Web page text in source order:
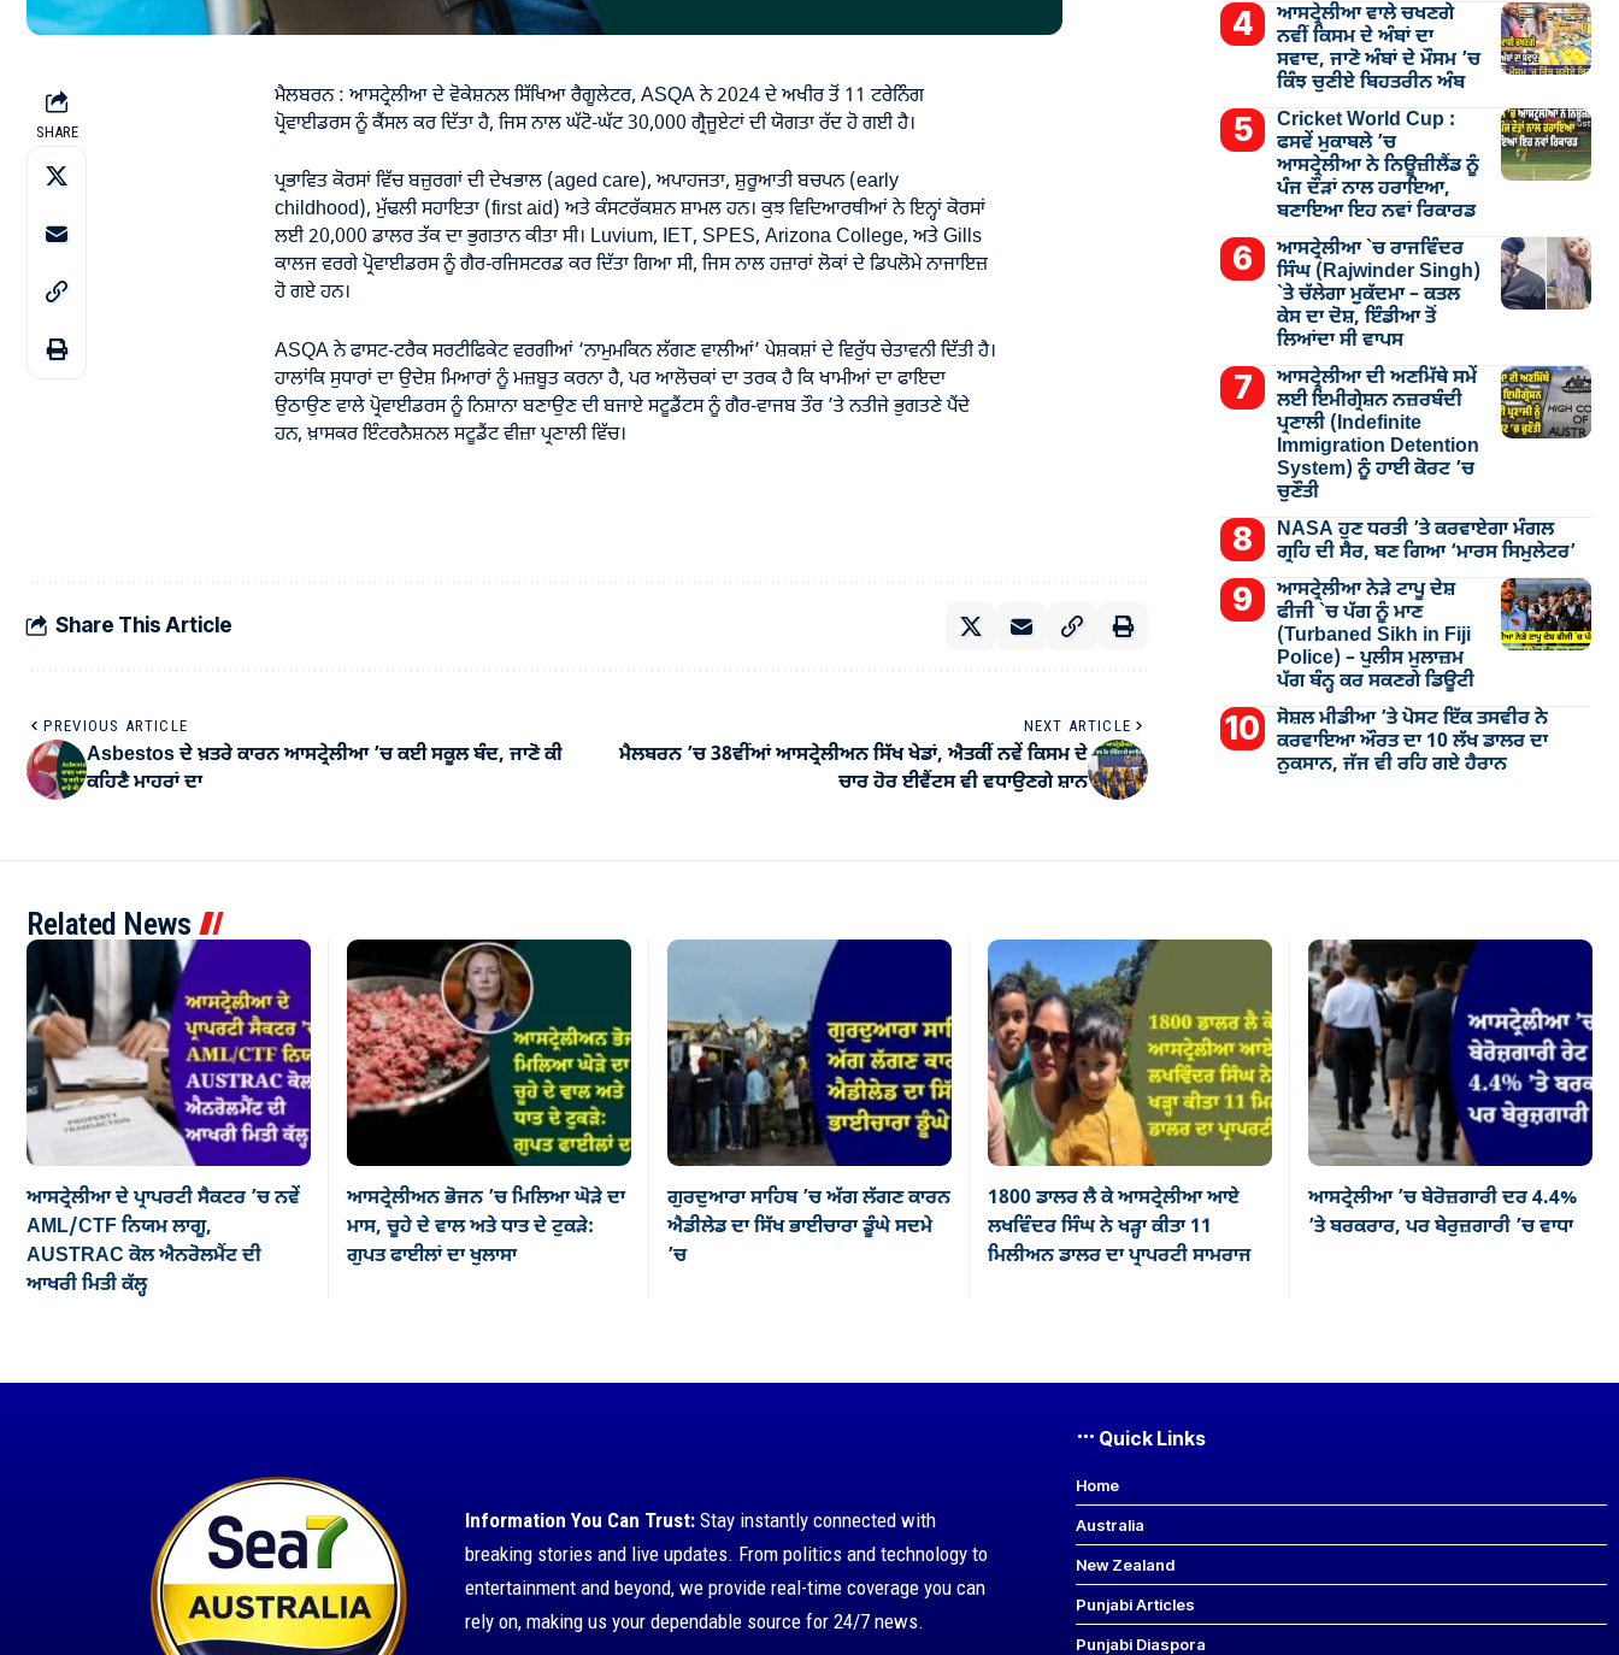
SHARE
ਮੈਲਬਰਨ : ਆਸਟ੍ਰੇਲੀਆ ਦੇ ਵੋਕੇਸ਼ਨਲ ਸਿੱਖਿਆ ਰੈਗੂਲੇਟਰ, ASQA ਨੇ 2024 ਦੇ ਅਖੀਰ ਤੋਂ 11 ਟਰੇਨਿੰਗ
ਪ੍ਰੋਵਾਈਡਰਸ ਨੂੰ ਕੈਂਸਲ ਕਰ ਦਿੱਤਾ ਹੈ, ਜਿਸ ਨਾਲ ਘੱਟੋ-ਘੱਟ 30,000 ਗ੍ਰੈਜੂਏਟਾਂ ਦੀ ਯੋਗਤਾ ਰੱਦ ਹੋ ਗਈ ਹੈ।
ਪ੍ਰਭਾਵਿਤ ਕੋਰਸਾਂ ਵਿੱਚ ਬਜ਼ੁਰਗਾਂ ਦੀ ਦੇਖਭਾਲ (aged care), ਅਪਾਹਜਤਾ, ਸ਼ੁਰੂਆਤੀ ਬਚਪਨ (early
childhood), ਮੁੱਢਲੀ ਸਹਾਇਤਾ (first aid) ਅਤੇ ਕੰਸਟਰੱਕਸ਼ਨ ਸ਼ਾਮਲ ਹਨ। ਕੁਝ ਵਿਦਿਆਰਥੀਆਂ ਨੇ ਇਨ੍ਹਾਂ ਕੋਰਸਾਂ
ਲਈ 20,000 ਡਾਲਰ ਤੱਕ ਦਾ ਭੁਗਤਾਨ ਕੀਤਾ ਸੀ। Luvium, IET, SPES, Arizona College, ਅਤੇ Gills
ਕਾਲਜ ਵਰਗੇ ਪ੍ਰੋਵਾਈਡਰਸ ਨੂੰ ਗੈਰ-ਰਜਿਸਟਰਡ ਕਰ ਦਿੱਤਾ ਗਿਆ ਸੀ, ਜਿਸ ਨਾਲ ਹਜ਼ਾਰਾਂ ਲੋਕਾਂ ਦੇ ਡਿਪਲੋਮੇ ਨਾਜਾਇਜ਼
ਹੋ ਗਏ ਹਨ।
ASQA ਨੇ ਫਾਸਟ-ਟਰੈਕ ਸਰਟੀਫਿਕੇਟ ਵਰਗੀਆਂ ‘ਨਾਮੁਮਕਿਨ ਲੱਗਣ ਵਾਲੀਆਂ’ ਪੇਸ਼ਕਸ਼ਾਂ ਦੇ ਵਿਰੁੱਧ ਚੇਤਾਵਨੀ ਦਿੱਤੀ ਹੈ।
ਹਾਲਾਂਕਿ ਸੁਧਾਰਾਂ ਦਾ ਉਦੇਸ਼ ਮਿਆਰਾਂ ਨੂੰ ਮਜ਼ਬੂਤ ਕਰਨਾ ਹੈ, ਪਰ ਆਲੋਚਕਾਂ ਦਾ ਤਰਕ ਹੈ ਕਿ ਖਾਮੀਆਂ ਦਾ ਫਾਇਦਾ
ਉਠਾਉਣ ਵਾਲੇ ਪ੍ਰੋਵਾਈਡਰਸ ਨੂੰ ਨਿਸ਼ਾਨਾ ਬਣਾਉਣ ਦੀ ਬਜਾਏ ਸਟੂਡੈਂਟਸ ਨੂੰ ਗੈਰ-ਵਾਜਬ ਤੌਰ ’ਤੇ ਨਤੀਜੇ ਭੁਗਤਣੇ ਪੈਂਦੇ
ਹਨ, ਖ਼ਾਸਕਰ ਇੰਟਰਨੈਸ਼ਨਲ ਸਟੂਡੈਂਟ ਵੀਜ਼ਾ ਪ੍ਰਣਾਲੀ ਵਿੱਚ।
Share This Article
PREVIOUS ARTICLE
Asbestos ਦੇ ਖ਼ਤਰੇ ਕਾਰਨ ਆਸਟ੍ਰੇਲੀਆ ’ਚ ਕਈ ਸਕੂਲ ਬੰਦ, ਜਾਣੋ ਕੀ
ਕਹਿਣੈ ਮਾਹਰਾਂ ਦਾ
NEXT ARTICLE
ਮੈਲਬਰਨ ’ਚ 38ਵੀਂਆਂ ਆਸਟ੍ਰੇਲੀਅਨ ਸਿੱਖ ਖੇਡਾਂ, ਐਤਕੀਂ ਨਵੇਂ ਕਿਸਮ ਦੇ
ਚਾਰ ਹੋਰ ਈਵੈਂਟਸ ਵੀ ਵਧਾਉਣਗੇ ਸ਼ਾਨ
ਆਸਟ੍ਰੇਲੀਆ ਵਾਲੇ ਚਖਣਗੇ
ਨਵੀਂ ਕਿਸਮ ਦੇ ਅੰਬਾਂ ਦਾ
ਸਵਾਦ, ਜਾਣੋ ਅੰਬਾਂ ਦੇ ਮੌਸਮ ’ਚ
ਕਿੰਝ ਚੁਣੀਏ ਬਿਹਤਰੀਨ ਅੰਬ
Cricket World Cup :
ਫਸਵੇਂ ਮੁਕਾਬਲੇ ’ਚ
ਆਸਟ੍ਰੇਲੀਆ ਨੇ ਨਿਊਜ਼ੀਲੈਂਡ ਨੂੰ
ਪੰਜ ਦੌੜਾਂ ਨਾਲ ਹਰਾਇਆ,
ਬਣਾਇਆ ਇਹ ਨਵਾਂ ਰਿਕਾਰਡ
ਆਸਟ੍ਰੇਲੀਆ `ਚ ਰਾਜਵਿੰਦਰ
ਸਿੰਘ (Rajwinder Singh)
`ਤੇ ਚੱਲੇਗਾ ਮੁੁਕੱਦਮਾ – ਕਤਲ
ਕੇਸ ਦਾ ਦੋਸ਼, ਇੰਡੀਆ ਤੋਂ
ਲਿਆਂਦਾ ਸੀ ਵਾਪਸ
ਆਸਟ੍ਰੇਲੀਆ ਦੀ ਅਣਮਿੱਥੇ ਸਮੇਂ
ਲਈ ਇਮੀਗ੍ਰੇਸ਼ਨ ਨਜ਼ਰਬੰਦੀ
ਪ੍ਰਣਾਲੀ (Indefinite
Immigration Detention
System) ਨੂੰ ਹਾਈ ਕੋਰਟ ’ਚ
ਚੁਣੌਤੀ
NASA ਹੁਣ ਧਰਤੀ ’ਤੇ ਕਰਵਾਏਗਾ ਮੰਗਲ
ਗ੍ਰਹਿ ਦੀ ਸੈਰ, ਬਣ ਗਿਆ ‘ਮਾਰਸ ਸਿਮੁਲੇਟਰ’
ਆਸਟ੍ਰੇਲੀਆ ਨੇੜੇ ਟਾਪੂ ਦੇਸ਼
ਫੀਜੀ `ਚ ਪੱਗ ਨੂੰ ਮਾਣ
(Turbaned Sikh in Fiji
Police) – ਪੁਲੀਸ ਮੁਲਾਜ਼ਮ
ਪੱਗ ਬੰਨ੍ਹ ਕਰ ਸਕਣਗੇ ਡਿਊਟੀ
ਸੋਸ਼ਲ ਮੀਡੀਆ ’ਤੇ ਪੋਸਟ ਇੱਕ ਤਸਵੀਰ ਨੇ
ਕਰਵਾਇਆ ਔਰਤ ਦਾ 10 ਲੱਖ ਡਾਲਰ ਦਾ
ਨੁਕਸਾਨ, ਜੱਜ ਵੀ ਰਹਿ ਗਏ ਹੈਰਾਨ
Related News
ਆਸਟ੍ਰੇਲੀਆ ਦੇ ਪ੍ਰਾਪਰਟੀ ਸੈਕਟਰ ’ਚ ਨਵੇਂ
AML/CTF ਨਿਯਮ ਲਾਗੂ,
AUSTRAC ਕੋਲ ਐਨਰੋਲਮੈਂਟ ਦੀ
ਆਖਰੀ ਮਿਤੀ ਕੱਲ੍ਹ
ਆਸਟ੍ਰੇਲੀਅਨ ਭੋਜਨ ’ਚ ਮਿਲਿਆ ਘੋੜੇ ਦਾ
ਮਾਸ, ਚੂਹੇ ਦੇ ਵਾਲ ਅਤੇ ਧਾਤ ਦੇ ਟੁਕੜੇ:
ਗੁਪਤ ਫਾਈਲਾਂ ਦਾ ਖੁਲਾਸਾ
ਗੁਰਦੁਆਰਾ ਸਾਹਿਬ ’ਚ ਅੱਗ ਲੱਗਣ ਕਾਰਨ
ਐਡੀਲੇਡ ਦਾ ਸਿੱਖ ਭਾਈਚਾਰਾ ਡੂੰਘੇ ਸਦਮੇ
’ਚ
1800 ਡਾਲਰ ਲੈ ਕੇ ਆਸਟ੍ਰੇਲੀਆ ਆਏ
ਲਖਵਿੰਦਰ ਸਿੰਘ ਨੇ ਖੜ੍ਹਾ ਕੀਤਾ 11
ਮਿਲੀਅਨ ਡਾਲਰ ਦਾ ਪ੍ਰਾਪਰਟੀ ਸਾਮਰਾਜ
ਆਸਟ੍ਰੇਲੀਆ ’ਚ ਬੇਰੋਜ਼ਗਾਰੀ ਦਰ 4.4%
’ਤੇ ਬਰਕਰਾਰ, ਪਰ ਬੇਰੁਜ਼ਗਾਰੀ ’ਚ ਵਾਧਾ
Information You Can Trust: Stay instantly connected with
breaking stories and live updates. From politics and technology to
entertainment and beyond, we provide real-time coverage you can
rely on, making us your dependable source for 24/7 news.
Quick Links
Home
Australia
New Zealand
Punjabi Articles
Punjabi Diaspora